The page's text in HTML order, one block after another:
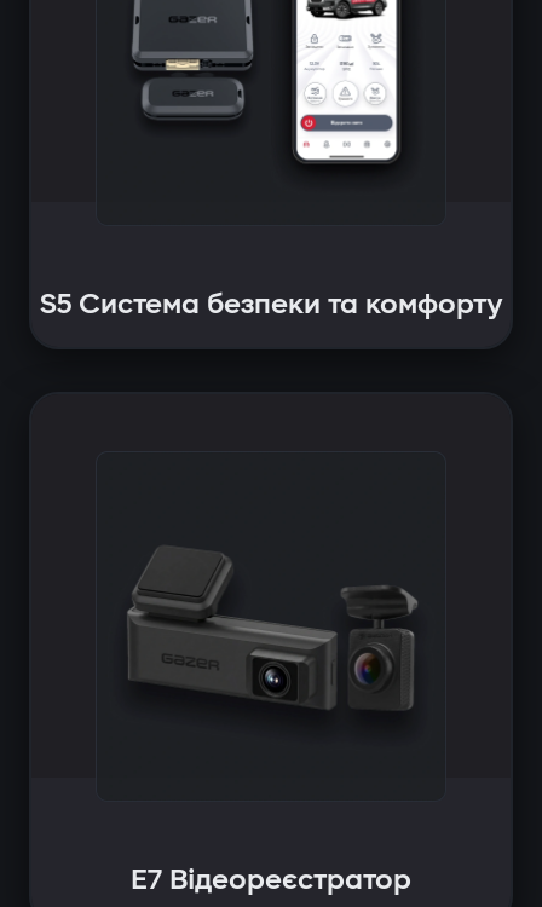
S5 Система безпеки та комфорту
E7 Відеореєстратор